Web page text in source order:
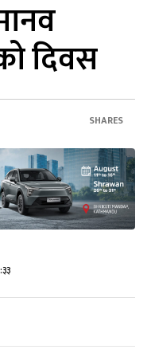
दिवस
SHARES